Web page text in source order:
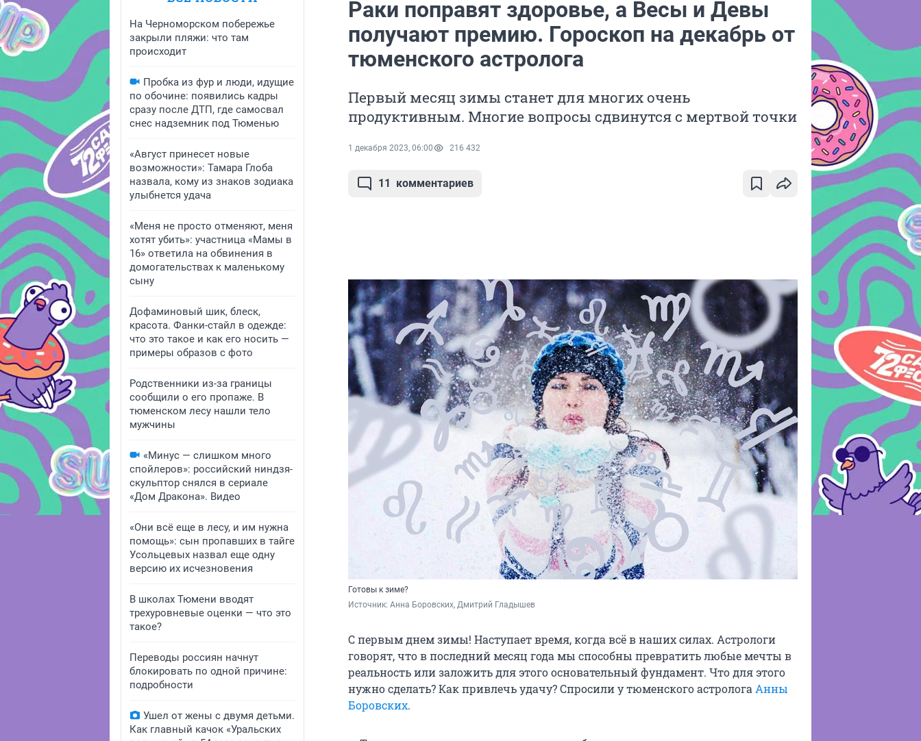
На Черноморском побережье
закрыли пляжи: что там
происходит
Пробка из фур и люди, идущие
по обочине: появились кадры
сразу после ДТП, где самосвал
снес надземник под Тюменью
«Август принесет новые
возможности»: Тамара Глоба
назвала, кому из знаков зодиака
улыбнется удача
«Меня не просто отменяют, меня
хотят убить»: участница «Мамы в
16» ответила на обвинения в
домогательствах к маленькому
сыну
Дофаминовый шик, блеск,
красота. Фанки-стайл в одежде:
что это такое и как его носить —
примеры образов с фото
Родственники из-за границы
сообщили о его пропаже. В
тюменском лесу нашли тело
мужчины
«Минус — слишком много
спойлеров»: российский ниндзя-
скульптор снялся в сериале
«Дом Дракона». Видео
«Они всё еще в лесу, и им нужна
помощь»: сын пропавших в тайге
Усольцевых назвал еще одну
версию их исчезновения
В школах Тюмени вводят
трехуровневые оценки — что это
такое?
Переводы россиян начнут
блокировать по одной причине:
подробности
Ушел от жены с двумя детьми.
Как главный качок «Уральских
Раки поправят здоровье, а Весы и Девы
получают премию. Гороскоп на декабрь от
тюменского астролога
Первый месяц зимы станет для многих очень
продуктивным. Многие вопросы сдвинутся с мертвой точки
1 декабря 2023, 06:00 216 432
11 комментариев
Готовы к зиме?
Источник: Анна Боровских, Дмитрий Гладышев
С первым днем зимы! Наступает время, когда всё в наших силах. Астрологи
говорят, что в последний месяц года мы способны превратить любые мечты в
реальность или заложить для этого основательный фундамент. Что для этого
нужно сделать? Как привлечь удачу? Спросили у тюменского астролога Анны
Боровских.